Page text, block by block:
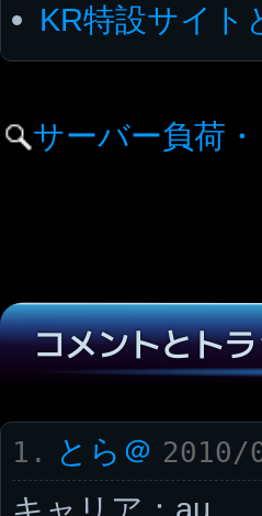
KR特設サイト
サーバー負荷
コメントとト
1. とら＠ 2010/